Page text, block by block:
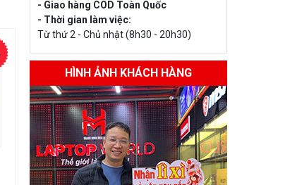
- Giao hàng COD Toàn Quốc
- Thời gian làm việc:
Từ thứ 2 - Chủ nhật (8h30 - 20h30)
HÌNH ẢNH KHÁCH HÀNG